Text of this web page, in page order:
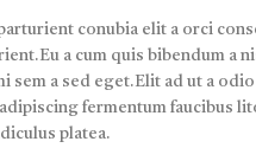
conubia elit a orci
a cum quis bibendum a
sem a sed eget.Elit ad ut a
fermentum faucibus
platea.